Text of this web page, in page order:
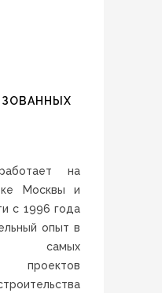
на
Москвы и
с 1996 года
опыт в
самых
проектов